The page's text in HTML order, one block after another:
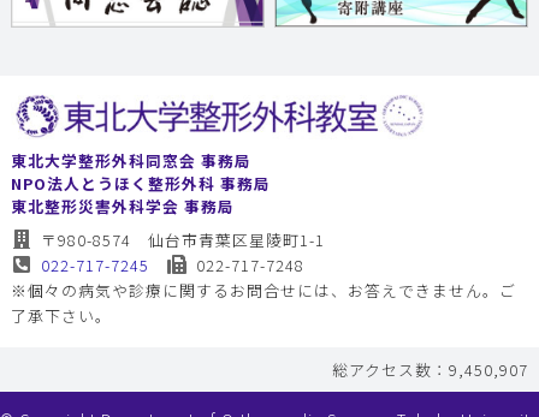
東北大学整形外科同窓会 事務局
NPO法人とうほく整形外科 事務局
東北整形災害外科学会 事務局
〒980-8574 仙台市青葉区星陵町1-1
022-717-7245
022-717-7248
※個々の病気や診療に関するお問合せには、お答えできません。ご
了承下さい。
総アクセス数：9,450,907